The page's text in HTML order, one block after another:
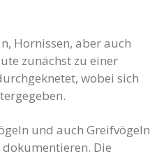
Hornissen, aber auch
zunächst zu einer
wobei sich
und auch Greifvögeln
dokumentieren. Die